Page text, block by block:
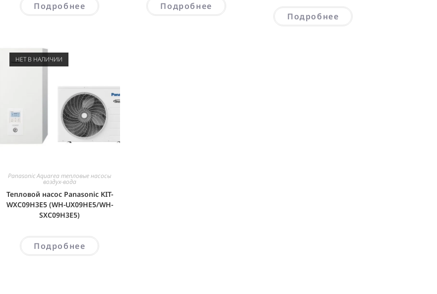
Подробнее Подробнее
Подробнее
НЕТ В НАЛИЧИИ
Panasonic Aquarea тепловые насосы
воздух-вода
Тепловой насос Panasonic KIT-
WXC09H3E5 (WH-UX09HE5/WH-
SXC09H3E5)
Подробнее